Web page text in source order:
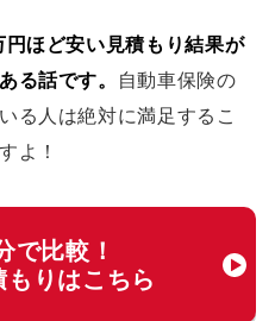
ほど安い見積もり結果が
る話です。
自動車保険の
る人は絶対に満足するこ
よ！
で比較！
りはこちら